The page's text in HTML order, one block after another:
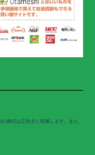
責任は広告主に帰属します。また、